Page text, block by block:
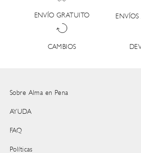
ENVÍO GRATUITO
CAMBIOS
Sobre Alma en Pena
AYUDA
FAQ
Políticas